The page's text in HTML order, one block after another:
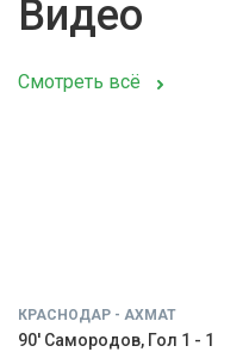
Видео
Смотреть всё
КРАСНОДАР - АХМАТ
90' Самородов, Гол 1 - 1